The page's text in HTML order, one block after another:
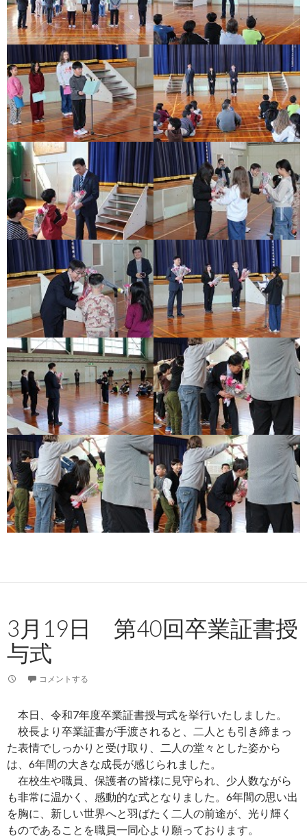
3月19日 第40回卒業証書授
与式
コメントする
本日、令和7年度卒業証書授与式を挙行いたしました。
校長より卒業証書が手渡されると、二人とも引き締まっ
た表情でしっかりと受け取り、二人の堂々とした姿から
は、6年間の大きな成長が感じられました。
在校生や職員、保護者の皆様に見守られ、少人数ながら
も非常に温かく、感動的な式となりました。6年間の思い出
を胸に、新しい世界へと羽ばたく二人の前途が、光り輝く
ものであることを職員一同心より願っております。